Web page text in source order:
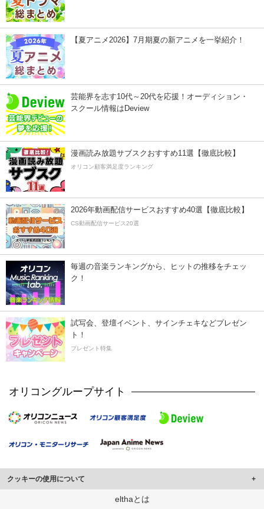
【夏アニメ2026】7月期夏の新アニメを一挙紹介！
芸能界を志す10代～20代を応援！オーディション・
スクール情報はDeview
漫画読み放題サブスクおすすめ11選【徹底比較】
オリコン顧客満足度ランキング
2026年動画配信サービスおすすめ40選【徹底比較】
CS動画配信サービス20選
毎週の音楽ランキングから、ヒットの推移をチェッ
ク！
試写会、登壇イベント、サインチェキなどプレゼン
ト！
プレゼント特集
オリコングループサイト
クッキーの使用について
このサイトでは Cookie を使用して、ユーザーに合わせたコンテンツや広告の
elthaとは